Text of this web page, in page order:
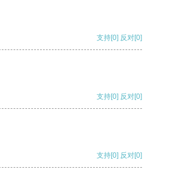
支持[0] 反对[0]
支持[0] 反对[0]
支持[0] 反对[0]